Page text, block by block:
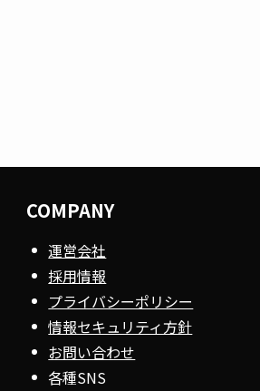
COMPANY
運営会社
採用情報
プライバシーポリシー
情報セキュリティ方針
お問い合わせ
各種SNS